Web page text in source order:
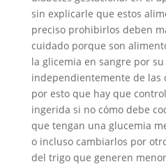
sin explicarle que estos
preciso prohibirlos deben
cuidado porque son
la glicemia en sangre por
independientemente de las
por esto que hay que
ingerida si no cómo debe
que tengan una glucemia
o incluso cambiarlos por
del trigo que generen